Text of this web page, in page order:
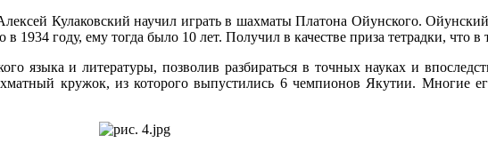
Кулаковский научил играть в шахматы Платона Ойунского.
году, ему тогда было 10 лет. Получил в качестве приза тетрадки, что
языка и литературы, позволив разбираться в точных науках и
кружок, из которого выпустились 6 чемпионов Якутии. Многие